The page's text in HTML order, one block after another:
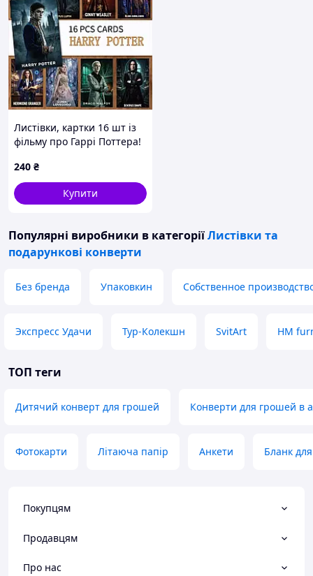
Листівки, картки 16 шт із
фільму про Гаррі Поттера!
240 ₴
Купити
Популярні виробники в категоріїЛистівки та
подарункові конверти
Без бренда Упаковкин Собственное
Экспресс Удачи Тур-Колекшн SvitArt HM
ТОП теги
Дитячий конверт для грошей Конверти для грошей в
Фотокарти Літаюча папір Анкети Бланк
Покупцям
Продавцям
Про нас